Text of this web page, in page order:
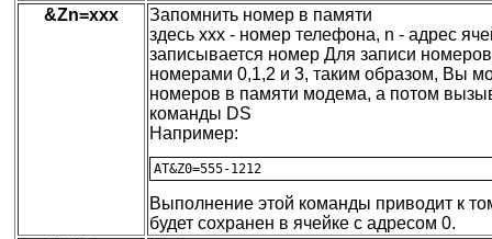
&Zn=xxx
Запомнить номер в памяти
здесь xxx - номер телефона, n - адрес
записывается номер Для записи
номерами 0,1,2 и 3, таким образом, Вы
номеров в памяти модема, а потом
команды DS
Например:
Выполнение этой команды приводит к
будет сохранен в ячейке с адресом 0.